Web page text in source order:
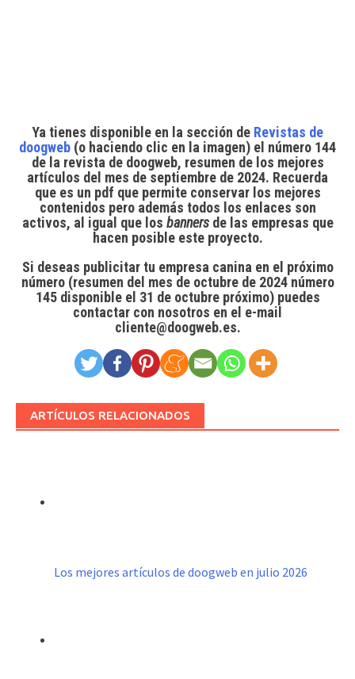
Ya tienes disponible en la sección de Revistas de
doogweb (o haciendo clic en la imagen) el número 144
de la revista de doogweb, resumen de los mejores
artículos del mes de septiembre de 2024. Recuerda
que es un pdf que permite conservar los mejores
contenidos pero además todos los enlaces son
activos, al igual que los banners de las empresas que
hacen posible este proyecto.
Si deseas publicitar tu empresa canina en el próximo
número(resumen del mes de octubre de 2024 número
145 disponible el 31 de octubre próximo) puedes
contactar con nosotros en el e-mail
cliente@doogweb.es.
ARTÍCULOS RELACIONADOS
Los mejores artículos de doogweb en julio 2026